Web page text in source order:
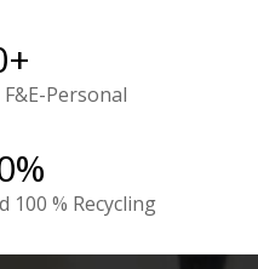
Personal
100 % Recycling